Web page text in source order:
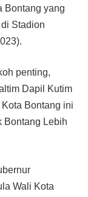
Bontang yang
Stadion
penting,
Dapil Kutim
Bontang ini
Bontang Lebih
Wali Kota